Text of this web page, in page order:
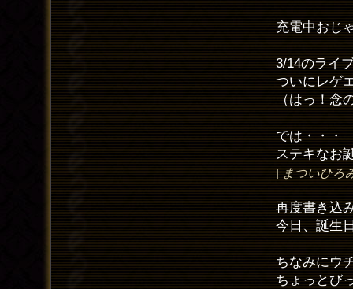
充電中おじ
3/14のライ
ついにレゲ
（はっ！念
では・・・
ステキなお
| まついひろ
再度書き込
今日、誕生
ちなみにウ
ちょっとび